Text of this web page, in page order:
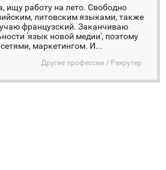
ищу работу на лето. Свободно
литовским языками, также
французский. Заканчиваю
'язык новой медии', поэтому
маркетингом. И...
Другие профессии / Рекрутер